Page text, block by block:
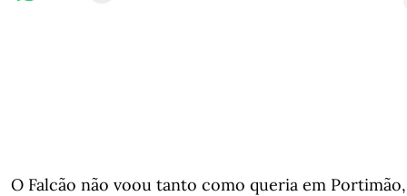
O Falcão não voou tanto como queria em